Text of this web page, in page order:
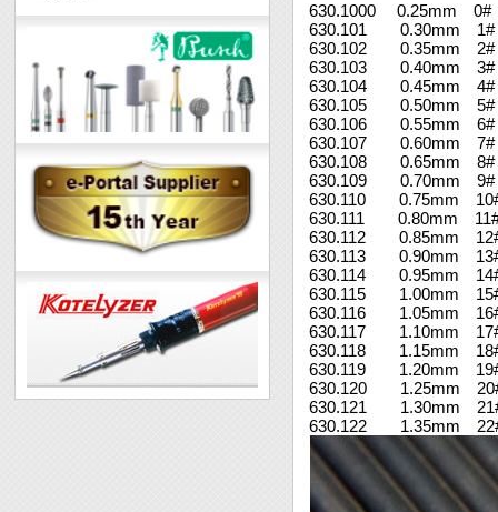
630.1000 0.25mm 0#
630.101 0.30mm 1#
630.102 0.35mm
630.103 0.40mm
630.104 0.45mm 4#
630.105 0.50mm 5#
630.106 0.55mm 6#
630.107 0.60mm
630.108 0.65mm
630.109 0.70mm
630.110 0.75mm
630.111 0.80mm
630.112 0.85mm
630.113 0.90mm
630.114 0.95mm
630.115 1.00mm
630.116 1.05mm
630.117 1.10mm
630.118 1.15mm
630.119 1.20mm
630.120 1.25mm
630.121 1.30mm
630.122 1.35mm